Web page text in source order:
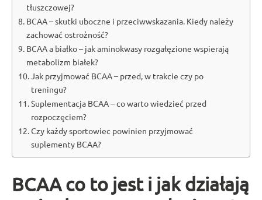
tłuszczowej?
BCAA – skutki uboczne i przeciwwskazania. Kiedy należy
zachować ostrożność?
BCAA a białko – jak aminokwasy rozgałęzione wspierają
metabolizm białek?
Jak przyjmować BCAA – przed, w trakcie czy po
treningu?
Suplementacja BCAA – co warto wiedzieć przed
rozpoczęciem?
Czy każdy sportowiec powinien przyjmować
suplementy BCAA?
BCAA co to jest i jak działają